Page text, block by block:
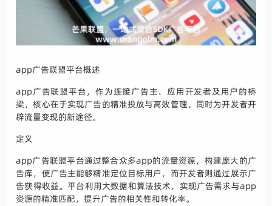
app广告联盟平台概述
app广告联盟平台，作为连接广告主、应用开发者及用户的桥
梁，核心在于实现广告的精准投放与高效管理，同时为开发者开
辟流量变现的新途径。
定义
app广告联盟平台通过整合众多app的流量资源，构建庞大的广
告库，使广告主能够精准定位目标用户，而开发者则通过展示广
告获得收益。平台利用大数据和算法技术，实现广告需求与app
资源的精准匹配，提升广告的相关性和转化率。